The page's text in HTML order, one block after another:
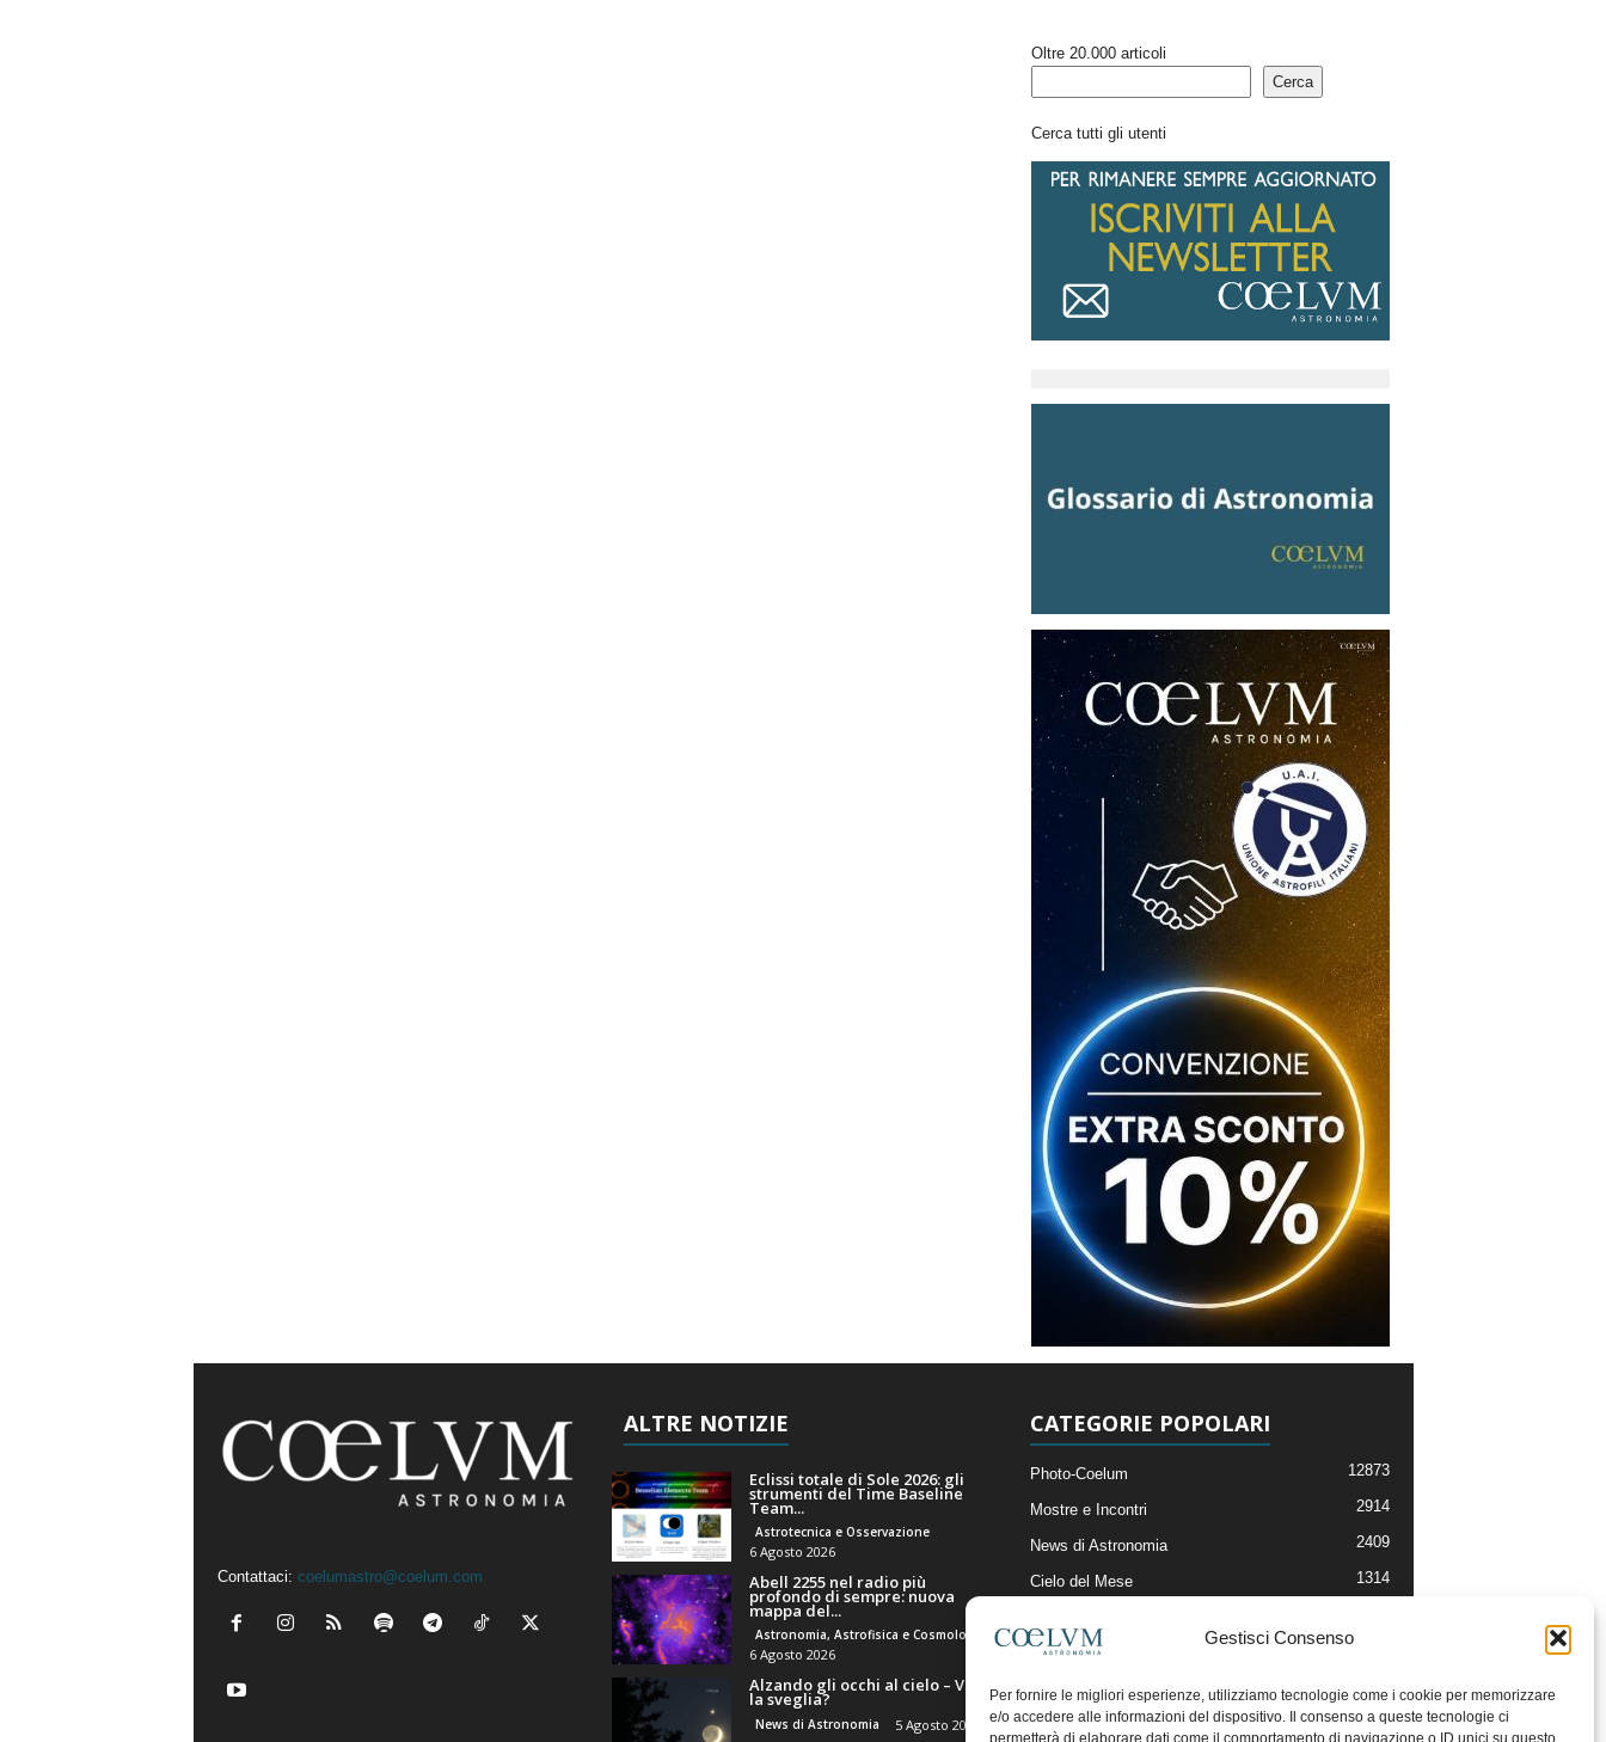
Gestisci Consenso
Per fornire le migliori esperienze, utilizziamo tecnologie come i cookie per memorizzare
e/o accedere alle informazioni del dispositivo. Il consenso a queste tecnologie ci
permetterà di elaborare dati come il comportamento di navigazione o ID unici su questo
Oltre 20.000 articoli
Cerca
Cerca tutti gli utenti
Contattaci: coelumastro@coelum.com
ALTRE NOTIZIE
Eclissi totale di Sole 2026: gli
strumenti del Time Baseline
Team...
Astrotecnica e Osservazione
6 Agosto 2026
Abell 2255 nel radio più
profondo di sempre: nuova
mappa del...
Astronomia, Astrofisica e Cosmologia
6 Agosto 2026
Alzando gli occhi al cielo – Vale
la sveglia?
News di Astronomia 5 Agosto 2026
CATEGORIE POPOLARI
Photo-Coelum 12873
Mostre e Incontri 2914
News di Astronomia 2409
Cielo del Mese 1314
Articoli e Risorse On-Line
Il Blog della Redazione